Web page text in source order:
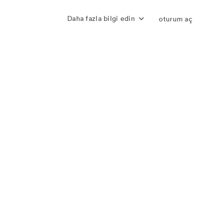
Daha fazla bilgi edin oturum aç